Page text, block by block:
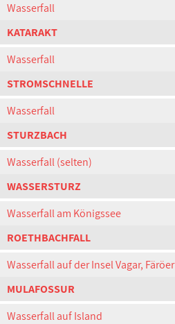
Wasserfall
KATARAKT
Wasserfall
STROMSCHNELLE
Wasserfall
STURZBACH
Wasserfall (selten)
WASSERSTURZ
Wasserfall am Königssee
ROETHBACHFALL
Wasserfall auf der Insel Vagar, Färöer
MULAFOSSUR
Wasserfall auf Island